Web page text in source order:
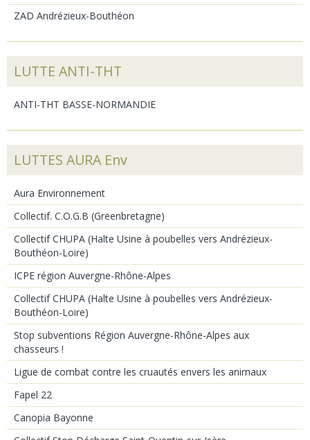
ZAD Andrézieux-Bouthéon
LUTTE ANTI-THT
ANTI-THT BASSE-NORMANDIE
LUTTES AURA Env
Aura Environnement
Collectif. C.O.G.B (Greenbretagne)
Collectif CHUPA (Halte Usine à poubelles vers Andrézieux-
Bouthéon-Loire)
ICPE région Auvergne-Rhône-Alpes
Collectif CHUPA (Halte Usine à poubelles vers Andrézieux-
Bouthéon-Loire)
Stop subventions Région Auvergne-Rhône-Alpes aux
chasseurs !
Ligue de combat contre les cruautés envers les animaux
Fapel 22
Canopia Bayonne